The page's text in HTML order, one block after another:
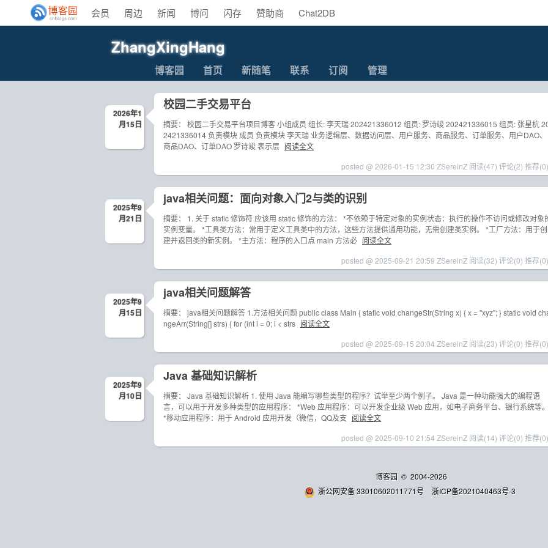
会员 周边 新闻 博问 闪存 赞助商 Chat2DB
ZhangXingHang
博客园 首页 新随笔 联系 订阅 管理
2026年1
月15日
校园二手交易平台
摘要： 校园二手交易平台项目博客 小组成员 组长: 李天瑞 202421336012 组员: 罗诗竣 202421336015 组员: 张星杭
2421336014 负责模块 成员 负责模块 李天瑞 业务逻辑层、数据访问层、用户服务、商品服务、订单服务、用户DAO、
商品DAO、订单DAO 罗诗竣 表示层 阅读全文
posted @ 2026-01-15 12:30 ZSereinZ 阅读(47) 评论(2) 推荐(0)
2025年9
月21日
java相关问题：面向对象入门2与类的识别
摘要： 1. 关于 static 修饰符 应该用 static 修饰的方法： *不依赖于特定对象的实例状态：执行的操作不访问或修改对象
实例变量。 *工具类方法：常用于定义工具类中的方法，这些方法提供通用功能，无需创建类实例。 *工厂方法：用于创
建并返回类的新实例。 *主方法：程序的入口点 main 方法必 阅读全文
posted @ 2025-09-21 20:59 ZSereinZ 阅读(32) 评论(0) 推荐(0)
2025年9
月15日
java相关问题解答
摘要： java相关问题解答 1.方法相关问题 public class Main { static void changeStr(String x) { x = "xyz"; } static void
ngeArr(String[] strs) { for (int i = 0; i < strs 阅读全文
posted @ 2025-09-15 20:04 ZSereinZ 阅读(23) 评论(0) 推荐(0)
2025年9
月10日
Java 基础知识解析
摘要： Java 基础知识解析 1. 使用 Java 能编写哪些类型的程序？试举至少两个例子。 Java 是一种功能强大的编程语
言，可以用于开发多种类型的应用程序： *Web 应用程序：可以开发企业级 Web 应用，如电子商务平台、银行系统等。
*移动应用程序：用于 Android 应用开发（微信，QQ及支 阅读全文
posted @ 2025-09-10 21:54 ZSereinZ 阅读(14) 评论(0) 推荐(0)
博客园 © 2004-2026
浙公网安备 33010602011771号
浙ICP备2021040463号-3